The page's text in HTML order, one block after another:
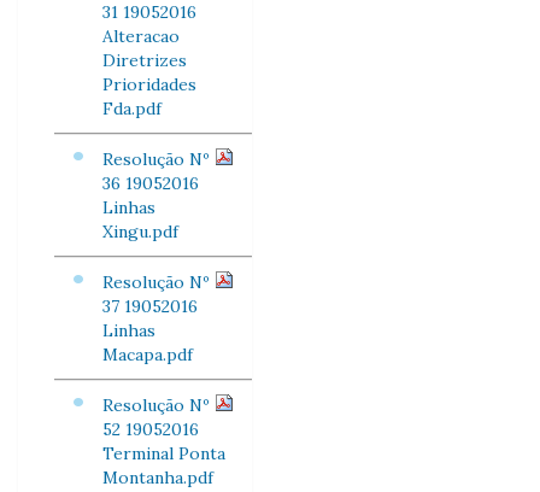
31 19052016
Alteracao
Diretrizes
Prioridades
Fda.pdf
Resolução Nº
36 19052016
Linhas
Xingu.pdf
Resolução Nº
37 19052016
Linhas
Macapa.pdf
Resolução Nº
52 19052016
Terminal Ponta
Montanha.pdf